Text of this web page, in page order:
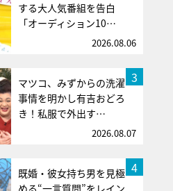
する大人気番組を告白
「オーディション10…
2026.08.06
3
マツコ、みずからの洗濯
事情を明かし有吉おどろ
き！私服で外出す…
2026.08.07
4
既婚・彼女持ち男を見極
める“一言質問”をレイン